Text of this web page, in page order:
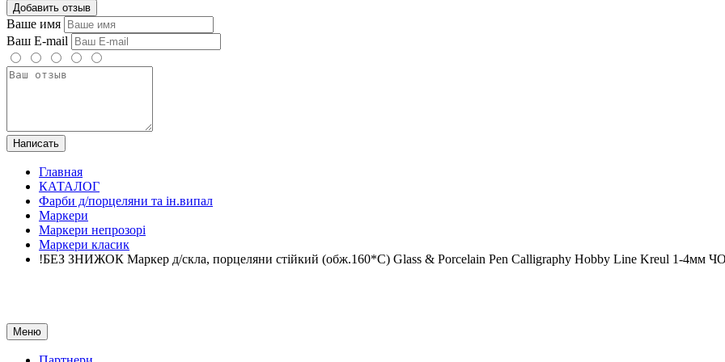
Добавить отзыв
Ваше имя
Ваш E-mail
Написать
Главная
КАТАЛОГ
Фарби д/порцеляни та ін.випал
Маркери
Маркери непрозорі
Маркери класик
!БЕЗ ЗНИЖОК Маркер д/скла, порцеляни стійкий (обж.160*С) Glass & Porcelain Pen Сalligraphy Hobby Line Kreul 1-4мм
Меню